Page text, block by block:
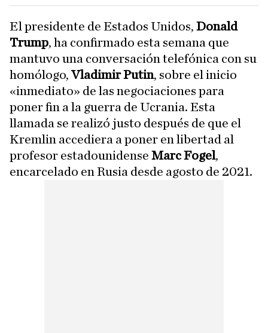
El presidente de Estados Unidos,Donald
Trump, ha confirmado esta semana que
mantuvo una conversación telefónica con su
homólogo,Vladimir Putin, sobre el inicio
«inmediato» de las negociaciones para
poner fin a la guerra de Ucrania. Esta
llamada se realizó justo después de que el
Kremlin accediera a poner en libertad al
profesor estadounidense Marc Fogel,
encarcelado en Rusia desde agosto de 2021.